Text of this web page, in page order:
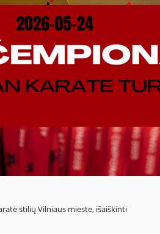
stilių Vilniaus mieste, išaiškinti